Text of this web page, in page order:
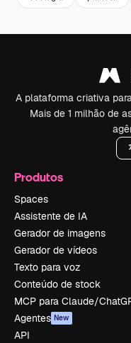
A plataforma criativa
Mais de 1 milhão de
Produtos
Spaces
Assistente de IA
Gerador de imagens
Gerador de vídeos
Texto para voz
Conteúdo de stock
MCP para Claude/
Agentes New
API